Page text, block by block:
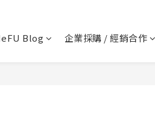
Blog 企業採購 / 經銷合作
🛡️ APEXEL/MEFU品牌